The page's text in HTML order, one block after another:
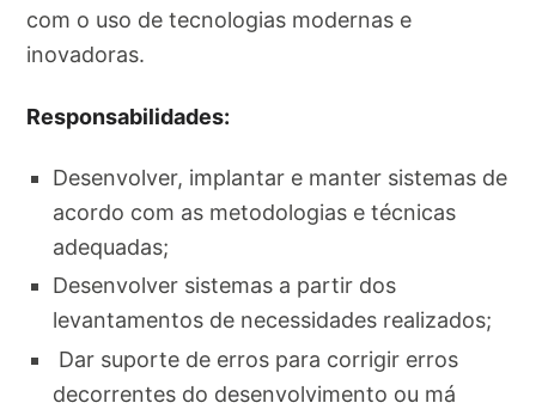
com o uso de tecnologias modernas e
inovadoras.
Responsabilidades:
Desenvolver, implantar e manter sistemas de
acordo com as metodologias e técnicas
adequadas;
Desenvolver sistemas a partir dos
levantamentos de necessidades realizados;
Dar suporte de erros para corrigir erros
decorrentes do desenvolvimento ou má